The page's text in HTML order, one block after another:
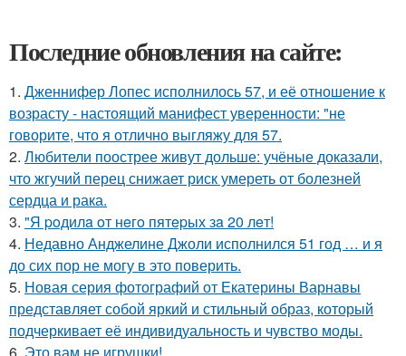
Последние обновления на сайте:
1. Дженнифер Лопес исполнилось 57, и её отношение к
возрасту - настоящий манифест уверенности: "не
говорите, что я отлично выгляжу для 57.
2. Любители поострее живут дольше: учёные доказали,
что жгучий перец снижает риск умереть от болезней
сердца и рака.
3. "Я poдилa oт нeгo пятepых зa 20 лeт!
4. Недавно Анджелине Джоли исполнился 51 год … и я
до сих пор не могу в это поверить.
5. Новая серия фотографий от Екатерины Варнавы
представляет собой яркий и стильный образ, который
подчеркивает её индивидуальность и чувство моды.